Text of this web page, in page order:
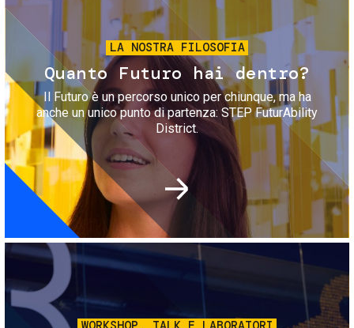
LA NOSTRA FILOSOFIA
Quanto Futuro hai dentro?
Il Futuro è un percorso unico per chiunque, ma ha
anche un unico punto di partenza: STEP FuturAbility
District.
Immagine